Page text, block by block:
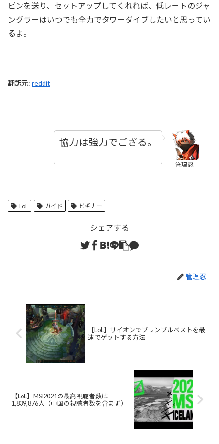
ピンを送り、セットアップしてくれれば、低レートのジャ
ングラーはいつでも全力でタワーダイブしたいと思ってい
るよ。
翻訳元: reddit
管理忍
協力は強力でござる。
LoL ガイド ビギナー
シェアする
管理忍
【LoL】サイオンでブランブルベストを最
速でゲットする方法
【LoL】MSI2021の最高視聴者数は
1,839,876人（中国の視聴者数を含まず）